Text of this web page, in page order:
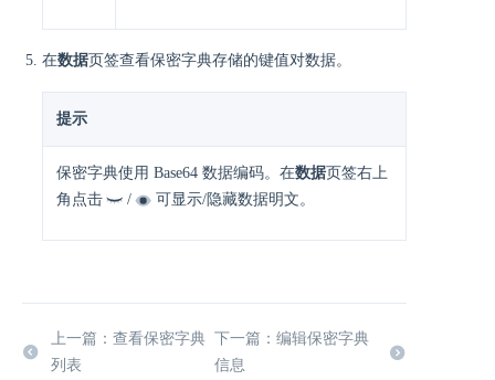
在数据页签查看保密字典存储的键值对数据。
提示
保密字典使用 Base64 数据编码。在数据页签右上
角点击
/ 可显示/隐藏数据明文。
上一篇：查看保密字典
列表
下一篇：编辑保密字典
信息